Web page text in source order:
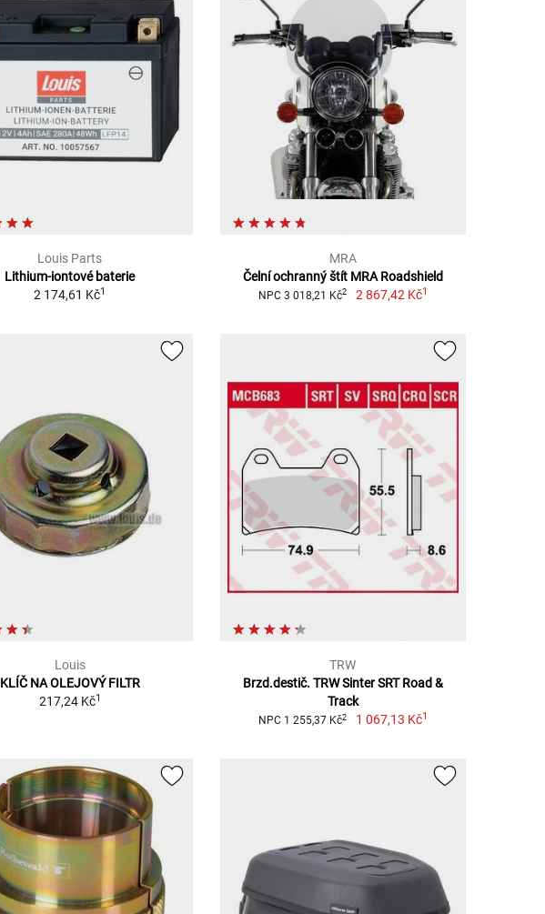
Louis Parts
Lithium-iontové baterie
2 174,61 Kč1
MRA
Čelní ochranný štít MRA Roadshield
NPC 3 018,21 Kč2 2 867,42 Kč1
Louis
KLÍČ NA OLEJOVÝ FILTR
217,24 Kč1
TRW
Brzd.destič. TRW Sinter SRT Road &
Track
NPC 1 255,37 Kč2 1 067,13 Kč1